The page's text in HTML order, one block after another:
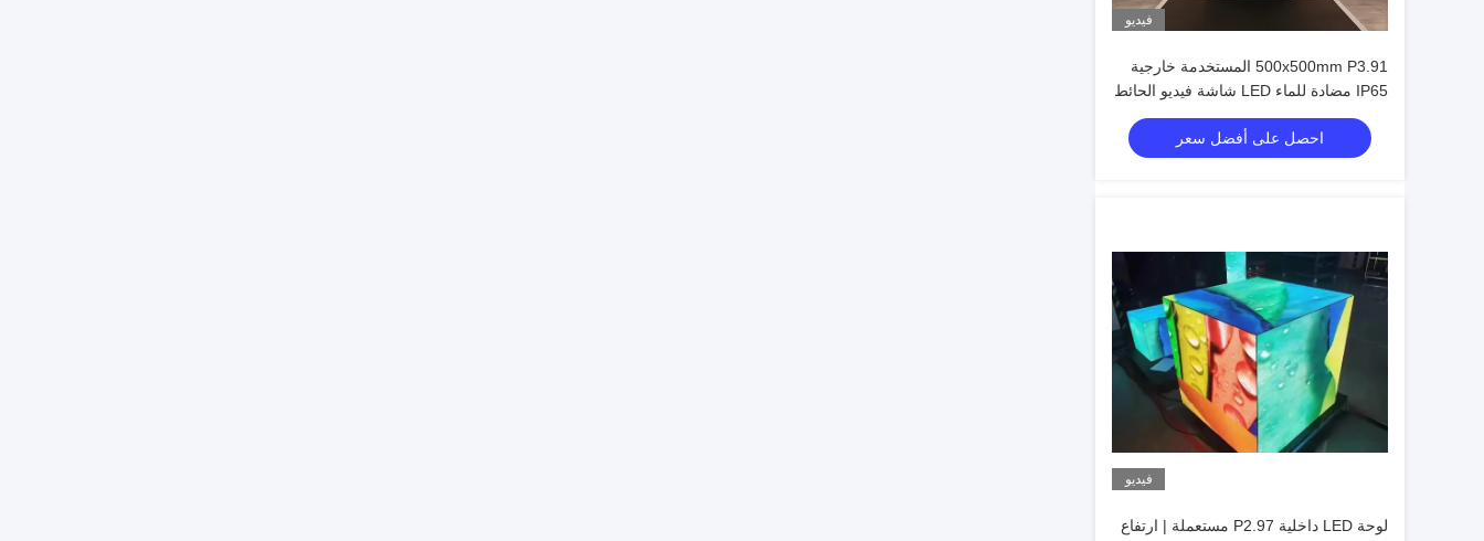
فيديو
500x500mm P3.91 المستخدمة خارجية
IP65 مضادة للماء LED شاشة فيديو الحائط
للأحداث والإعلانات
احصل على أفضل سعر
فيديو
لوحة LED داخلية P2.97 مستعملة | ارتفاع